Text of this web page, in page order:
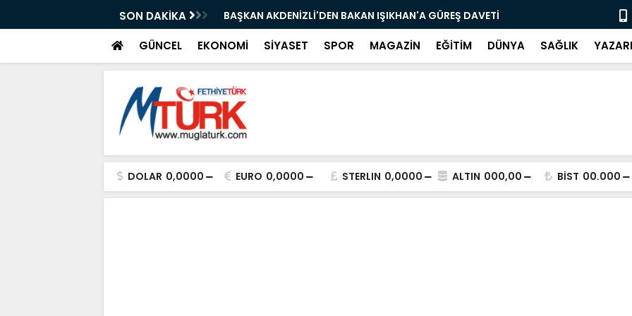
SON DAKİKA
İşgaline Sıkı Denetim” BAŞKAN AKDENİZLİ'DEN BAKAN IŞIKHAN'A GÜREŞ DAVETİ "Bir
GÜNCEL EKONOMİ SİYASET SPOR MAGAZİN EĞİTİM DÜNYA SAĞLIK
DOLAR 0,0000 EURO 0,0000 STERLIN 0,0000 ALTIN 000,00 BİST 00.000